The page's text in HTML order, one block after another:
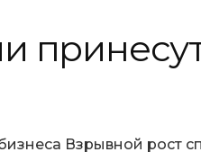
Взрывной